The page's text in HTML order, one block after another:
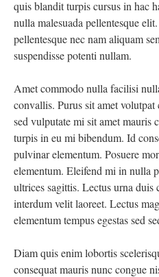
quis blandit turpis cursus in hac
nulla malesuada pellentesque
pellentesque nec nam aliquam
suspendisse potenti nullam.
Amet commodo nulla facilisi
convallis. Purus sit amet
sed vulputate mi sit amet mauris
turpis in eu mi bibendum. Id
pulvinar elementum. Posuere
elementum. Eleifend mi in nulla
ultrices sagittis. Lectus urna
interdum velit laoreet. Lectus
elementum tempus egestas sed
Diam quis enim lobortis
consequat mauris nunc congue